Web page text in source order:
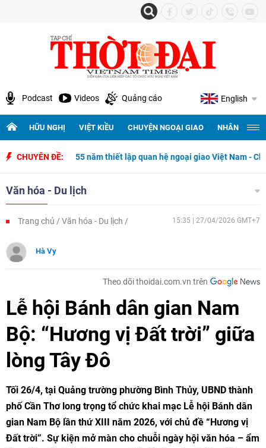
Podcast Videos Quảng cáo English
HỮU NGHỊ VIỆT KIỀU CHUYỆN NGOẠI GIAO NHÂN
CHUYÊN ĐỀ:
55 năm thiết lập quan hệ ngoại giao Việt Nam - Chile
Văn hóa - Du lịch
Trang chủ Văn hóa - Du lịch 15:35 | 27/04/2026 GMT+7
Hà Vy
Theo dõi thoidai.com.vn trên
Lễ hội Bánh dân gian Nam
Bộ: “Hương vị Đất trời” giữa
lòng Tây Đô
Tối 26/4, tại Quảng trường phường Bình Thủy, UBND thành
phố Cần Thơ long trọng tổ chức khai mạc Lễ hội Bánh dân
gian Nam Bộ lần thứ XIII năm 2026, với chủ đề “Hương vị
Đất trời”. Sự kiện mở màn cho chuỗi ngày hội văn hóa – ẩm